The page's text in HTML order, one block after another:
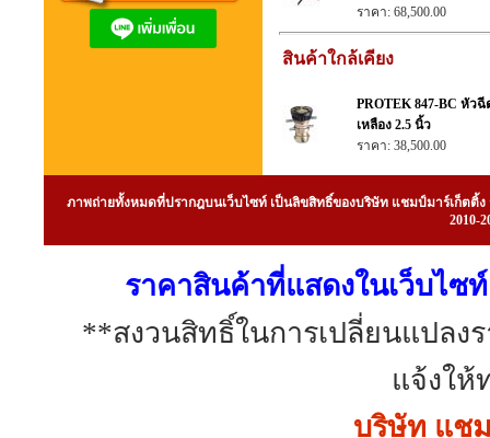
ราคา: 68,500.00
สินค้าใกล้เคียง
PROTEK 847-BC หัว
เหลือง 2.5 นิ้ว
ราคา: 38,500.00
ภาพถ่ายทั้งหมดที่ปรากฎบนเว็บไซท์ เป็นลิขสิทธิ์ของบริษัท แชมป์มาร์เก็ต
2010-
ราคาสินค้าที่แสดงในเว็บไซ
**สงวนสิทธิ์ในการเปลี่ยนแปล
แจ้งให้
บริษัท แช